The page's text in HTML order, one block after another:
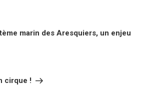
marin des Aresquiers, un enjeu
cirque !